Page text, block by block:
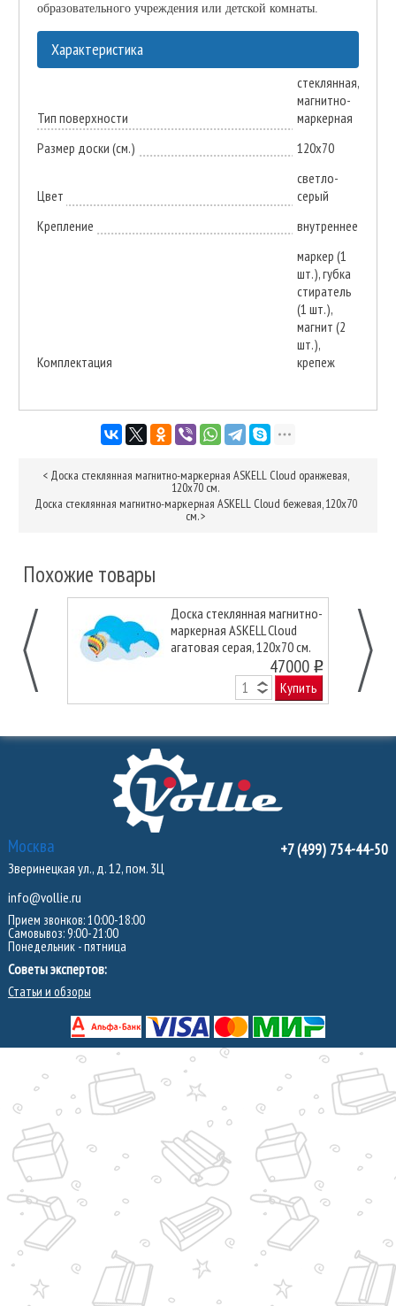
образовательного учреждения или детской комнаты.
Характеристика
Тип поверхности
стеклянная,
магнитно-
маркерная
Размер доски (см.)
120х70
Цвет
светло-
серый
Крепление
внутреннее
Комплектация
маркер (1
шт.), губка
стиратель
(1 шт.),
магнит (2
шт.),
крепеж
< Доска стеклянная магнитно-маркерная ASKELL Cloud оранжевая,
120х70 см.
Доска стеклянная магнитно-маркерная ASKELL Cloud бежевая, 120х70
см.>
Похожие товары
Доска стеклянная магнитно-
маркерная ASKELL Cloud
агатовая серая, 120х70 см.
47000 o
Купить
Москва
Зверинецкая ул., д. 12, пом. 3Ц
info@vollie.ru
Прием звонков: 10:00-18:00
Самовывоз: 9:00-21:00
Понедельник - пятница
Советы экспертов:
Статьи и обзоры
+7 (499) 754-44-50